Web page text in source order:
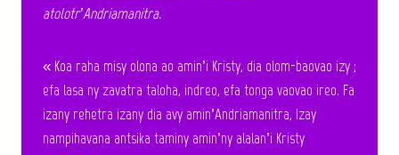
atolotr’Andriamanitra.
« Koa raha misy olona ao amin’i Kristy, dia olom-baovao izy ;
efa lasa ny zavatra taloha, indreo, efa tonga vaovao ireo. Fa
izany rehetra izany dia avy amin’Andriamanitra, Izay
nampihavana antsika taminy amin’ny alalan’i Kristy